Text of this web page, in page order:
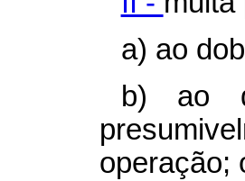
a) ao
b) ao
operação;